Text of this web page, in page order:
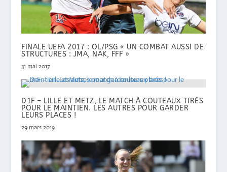
FINALE UEFA 2017 : OL/PSG « UN COMBAT AUSSI DE
STRUCTURES : JMA, NAK, FFF »
31 mai 2017
D1F – LILLE ET METZ, LE MATCH À COUTEAUX TIRÉS
POUR LE MAINTIEN. LES AUTRES POUR GARDER
LEURS PLACES !
29 mars 2019